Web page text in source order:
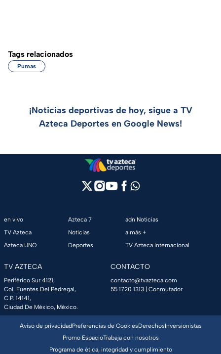
Tags relacionados
Pumas
¡Noticias deportivas de hoy, sigue a TV
Azteca Deportes en Google News!
en vivo
TV Azteca
Azteca UNO
Azteca 7
Noticias
Deportes
adn Noticias
a más +
TV Azteca Internacional
TV AZTECA
Periférico Sur 4121,
Col. Fuentes Del Pedregal,
C.P. 14141,
Ciudad De México, México.
CONTACTO
contacto@tvazteca.com
55 1720 1313 | Conmutador
Aviso de privacidadPreferencias de CookiesDerechosInversionistas
Promo EspacioTrabaja con nosotros
Programa de ética, integridad y cumplimiento